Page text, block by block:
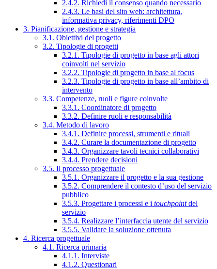
2.4.2. Richiedi il consenso quando necessario
2.4.3. Le basi del sito web: architettura,
informativa privacy, riferimenti DPO
3. Pianificazione, gestione e strategia
3.1. Obiettivi del progetto
3.2. Tipologie di progetti
3.2.1. Tipologie di progetto in base agli attori
coinvolti nel servizio
3.2.2. Tipologie di progetto in base al focus
3.2.3. Tipologie di progetto in base all’ambito di
intervento
3.3. Competenze, ruoli e figure coinvolte
3.3.1. Coordinatore di progetto
3.3.2. Definire ruoli e responsabilità
3.4. Metodo di lavoro
3.4.1. Definire processi, strumenti e rituali
3.4.2. Curare la documentazione di progetto
3.4.3. Organizzare tavoli tecnici collaborativi
3.4.4. Prendere decisioni
3.5. Il processo progettuale
3.5.1. Organizzare il progetto e la sua gestione
3.5.2. Comprendere il contesto d’uso del servizio
pubblico
3.5.3. Progettare i processi e i touchpointdel
servizio
3.5.4. Realizzare l’interfaccia utente del servizio
3.5.5. Validare la soluzione ottenuta
4. Ricerca progettuale
4.1. Ricerca primaria
4.1.1. Interviste
4.1.2. Questionari